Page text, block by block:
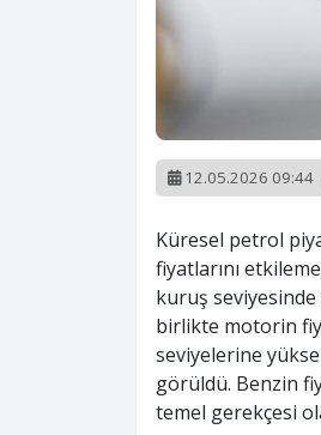
12.05.2026 09:44
Küresel petrol
fiyatlarını
kuruş seviyesinde
birlikte motorin
seviyelerine
görüldü. Benzin
temel gerekçesi